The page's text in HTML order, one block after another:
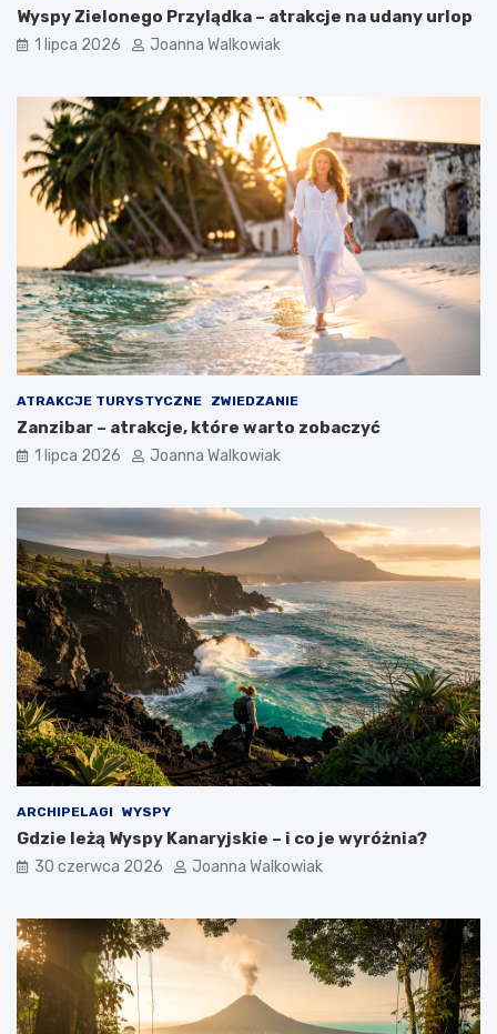
Wyspy Zielonego Przylądka – atrakcje na udany urlop
1 lipca 2026 Joanna Walkowiak
ATRAKCJE TURYSTYCZNE ZWIEDZANIE
Zanzibar – atrakcje, które warto zobaczyć
1 lipca 2026 Joanna Walkowiak
ARCHIPELAGI WYSPY
Gdzie leżą Wyspy Kanaryjskie – i co je wyróżnia?
30 czerwca 2026 Joanna Walkowiak